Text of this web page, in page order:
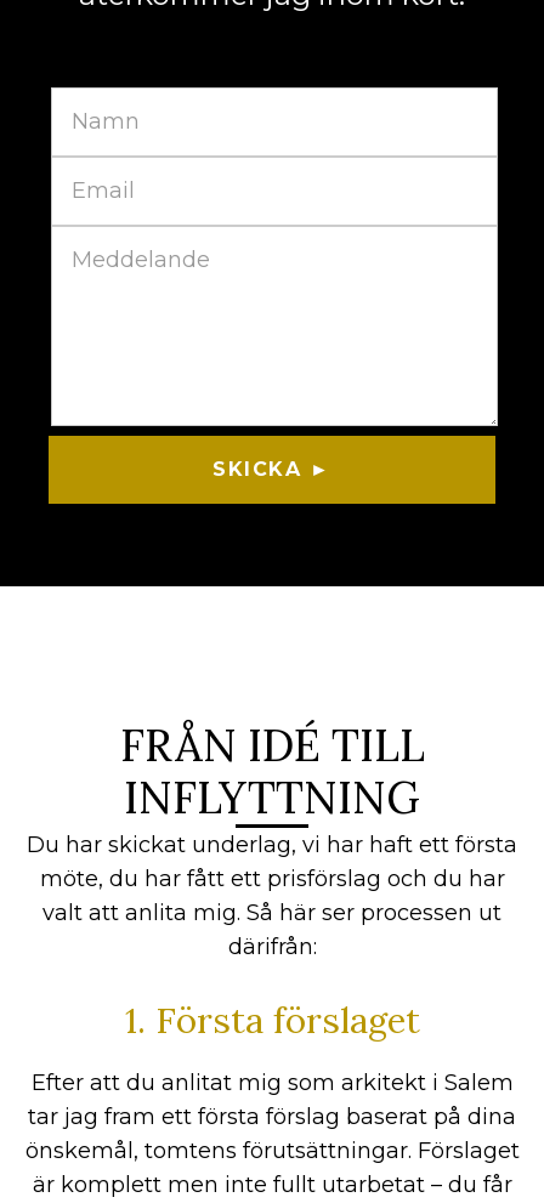
SKICKA ►
FRÅN IDÉ TILL
INFLYTTNING
Du har skickat underlag, vi har haft ett första
möte, du har fått ett prisförslag och du har
valt att anlita mig. Så här ser processen ut
därifrån:
1. Första förslaget
Efter att du anlitat mig som arkitekt i Salem
tar jag fram ett första förslag baserat på dina
önskemål, tomtens förutsättningar. Förslaget
är komplett men inte fullt utarbetat – du får